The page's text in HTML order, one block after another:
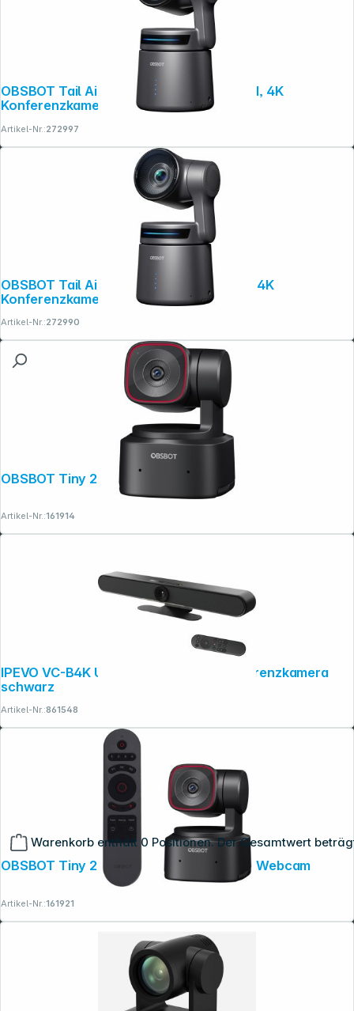
Warenkorb enthält 0 Positionen. Der Gesamtwert
OBSBOT Tail Air PowerUp Combo mit NDI, 4K
Konferenzkamera
Artikel-Nr.:272997
OBSBOT Tail Air Remote Combo mit NDI, 4K
Konferenzkamera
Artikel-Nr.:272990
OBSBOT Tiny 2 Lite PTZ Webcam
Artikel-Nr.:161914
IPEVO VC-B4K UHD 4K PTZ Video-Konferenzkamera
schwarz
Artikel-Nr.:861548
OBSBOT Tiny 2 Lite Remote Combo PTZ Webcam
Artikel-Nr.:161921
Copyright © 2001 - 2026 dexxIT. Alle Rechte vorbehalten.